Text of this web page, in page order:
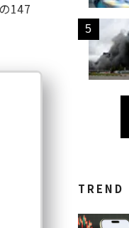
147
TREND